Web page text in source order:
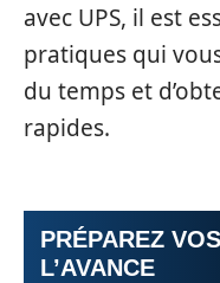
avec UPS, il est
pratiques qui
du temps et
rapides.
PRÉPAREZ VOS
L’AVANCE